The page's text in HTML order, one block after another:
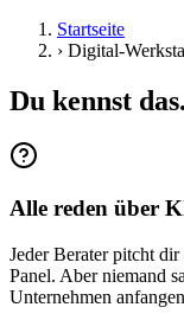
Startseite
› Digital-
Du kennst das.
Alle reden über
Jeder Berater pitcht
Panel. Aber niemand
Unternehmen